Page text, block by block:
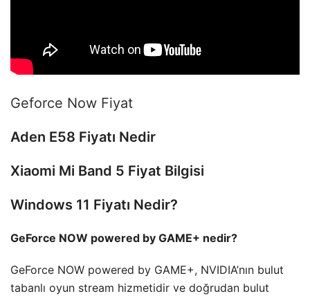
Geforce Now Fiyat
Aden E58 Fiyatı Nedir
Xiaomi Mi Band 5 Fiyat Bilgisi
Windows 11 Fiyatı Nedir?
GeForce NOW powered by GAME+ nedir?
GeForce NOW powered by GAME+, NVIDIA’nın bulut
tabanlı oyun stream hizmetidir ve doğrudan bulut